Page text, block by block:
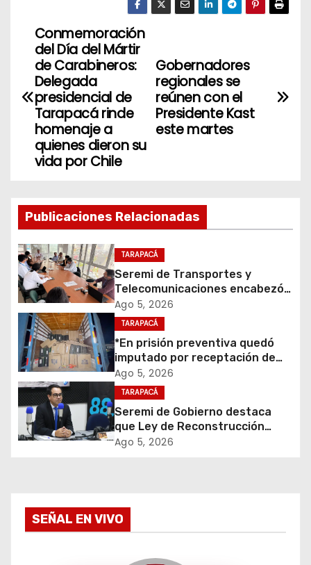
N
v
c
i
ó
n
d
e
e
n
t
a
d
Gobernadores
regionales se
reúnen con el
Presidente Kast
este martes
Conmemoración
del Día del Mártir
de Carabineros:
Delegada
presidencial de
Tarapacá rinde
homenaje a
quienes dieron su
vida por Chile
Publicaciones Relacionadas
TARAPACÁ
Seremi de Transportes y
Telecomunicaciones encabezó
primera mesa de coordinación
para el retiro de cables en
desuso en Iquique
Ago 5, 2026
TARAPACÁ
*En prisión preventiva quedó
imputado por receptación de
cigarrillos avaluados en $1.600
millones*
Ago 5, 2026
TARAPACÁ
Seremi de Gobierno destaca
que Ley de Reconstrucción
Nacional impulsará la inversión
Ago 5, 2026
SEÑAL EN VIVO